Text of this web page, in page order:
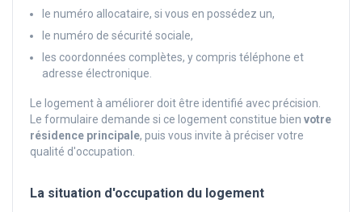
le numéro allocataire, si vous en possédez un,
le numéro de sécurité sociale,
les coordonnées complètes, y compris téléphone et
adresse électronique.
Le logement à améliorer doit être identifié avec précision.
Le formulaire demande si ce logement constitue bienvotre
résidence principale, puis vous invite à préciser votre
qualité d'occupation.
La situation d'occupation du logement